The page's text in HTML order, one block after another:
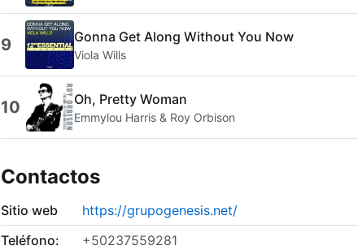
9 Gonna Get Along Without You Now
Viola Wills
10 Oh, Pretty Woman
Emmylou Harris & Roy Orbison
Contactos
Sitio web
https://grupogenesis.net/
Teléfono:
+50237559281